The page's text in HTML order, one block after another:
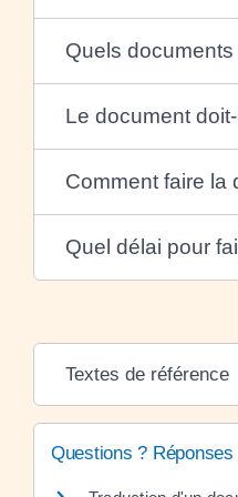
Quels
Le document
Comment faire la
Quel délai pour
Textes de référence
Questions ? Réponses